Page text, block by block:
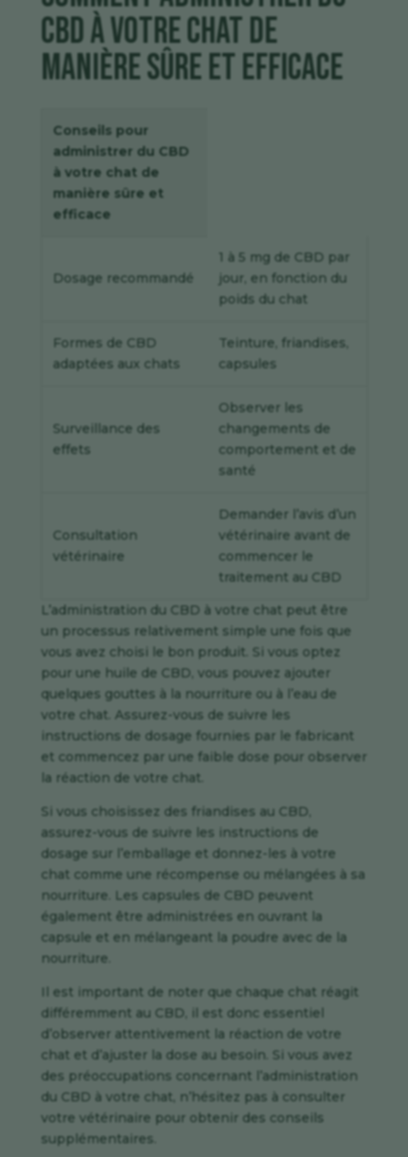
CBD à votre chat de
manière sûre et efficace
Conseils pour
administrer du CBD
à votre chat de
manière sûre et
efficace
Dosage recommandé
1 à 5 mg de CBD par
jour, en fonction du
poids du chat
Formes de CBD
adaptées aux chats
Teinture, friandises,
capsules
Surveillance des
effets
Observer les
changements de
comportement et de
santé
Consultation
vétérinaire
Demander l’avis d’un
vétérinaire avant de
commencer le
traitement au CBD
L’administration du CBD à votre chat peut être
un processus relativement simple une fois que
vous avez choisi le bon produit. Si vous optez
pour une huile de CBD, vous pouvez ajouter
quelques gouttes à la nourriture ou à l’eau de
votre chat. Assurez-vous de suivre les
instructions de dosage fournies par le fabricant
et commencez par une faible dose pour observer
la réaction de votre chat.
Si vous choisissez des friandises au CBD,
assurez-vous de suivre les instructions de
dosage sur l’emballage et donnez-les à votre
chat comme une récompense ou mélangées à sa
nourriture. Les capsules de CBD peuvent
également être administrées en ouvrant la
capsule et en mélangeant la poudre avec de la
nourriture.
Il est important de noter que chaque chat réagit
différemment au CBD, il est donc essentiel
d’observer attentivement la réaction de votre
chat et d’ajuster la dose au besoin. Si vous avez
des préoccupations concernant l’administration
du CBD à votre chat, n’hésitez pas à consulter
votre vétérinaire pour obtenir des conseils
supplémentaires.